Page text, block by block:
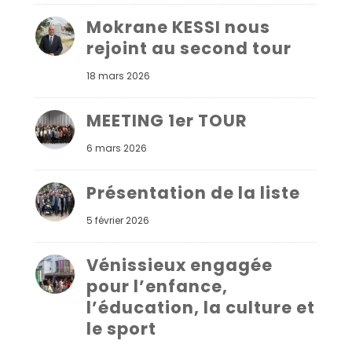
Mokrane KESSI nous
rejoint au second tour
18 mars 2026
MEETING 1er TOUR
6 mars 2026
Présentation de la liste
5 février 2026
Vénissieux engagée
pour l’enfance,
l’éducation, la culture et
le sport